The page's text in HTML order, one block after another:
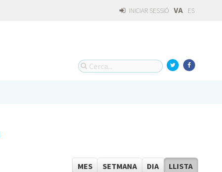
INICIAR SESSIÓ VA ES
MES SETMANA DIA LLISTA